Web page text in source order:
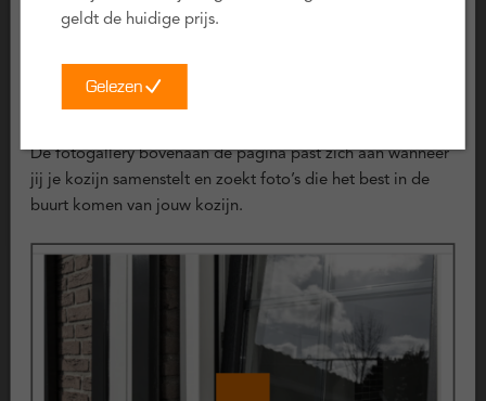
-- Aandachtspunten bij kunststof kozijnen --
Bij het vervangen van kozijnen wordt het bestaande kozijn
verwijderd. Dit kan invloed hebben op de afwerking rondom
gevallen is herstelwerk nodig.
Certificering
de volgende keurmerken:
KOMO geproduceerd
Politiekeurmerk Veilig Wonen
SKG Keurmerk
CE Keurmerk
De fotogallery bovenaan de pagina past zich aan wanneer
jij je kozijn samenstelt en zoekt foto’s die het best in de
buurt komen van jouw kozijn.
geldt de huidige prijs.
Gelezen